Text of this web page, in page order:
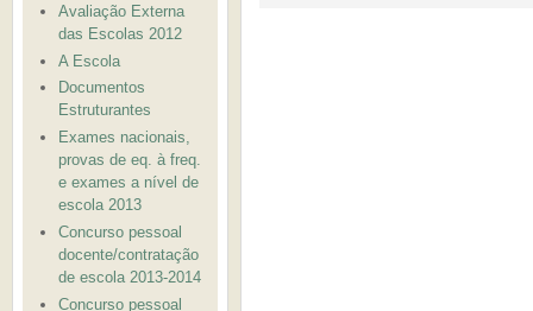
Avaliação Externa
das Escolas 2012
A Escola
Documentos
Estruturantes
Exames nacionais,
provas de eq. à freq.
e exames a nível de
escola 2013
Concurso pessoal
docente/contratação
de escola 2013-2014
Concurso pessoal